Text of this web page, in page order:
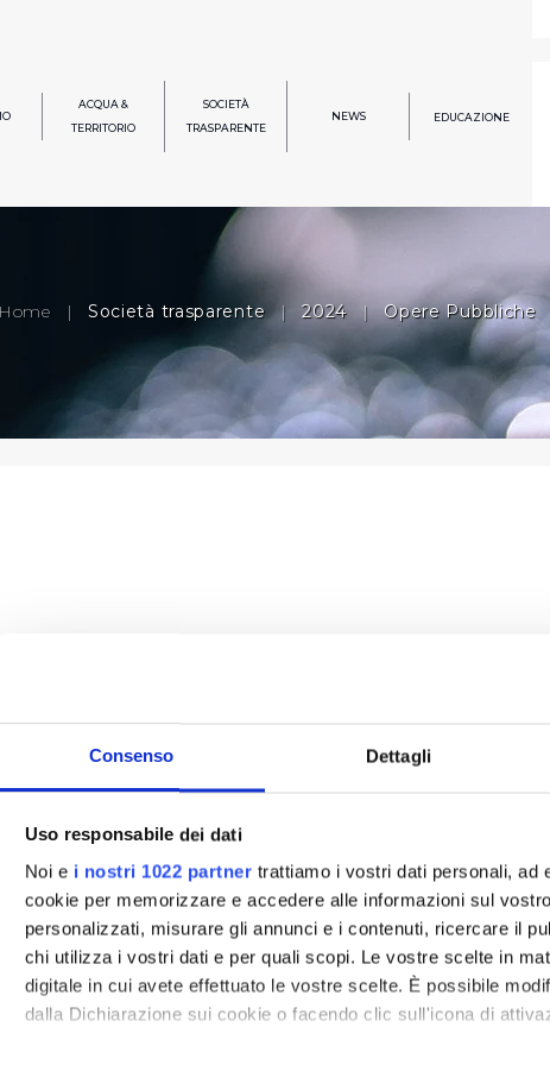
Consenso Dettagli
Uso responsabile dei dati
Noi e i nostri 1022 partner trattiamo i vostri dati personali, ad
cookie per memorizzare e accedere alle informazioni sul
personalizzati, misurare gli annunci e i contenuti, ricercare il
chi utilizza i vostri dati e per quali scopi. Le vostre scelte in
digitale in cui avete effettuato le vostre scelte. È possibile
dalla Dichiarazione sui cookie o facendo clic sull'icona di
ACQUA &
TERRITORIO
SOCIETÀ
TRASPARENTE
NEWS EDUCAZIONE
Home | Società trasparente | 2024 | Opere Pubbliche
DI PROGRAMMAZIONE
sezione puoi trovare ilprogramma degli interventi di
e il